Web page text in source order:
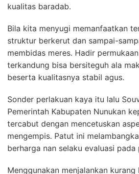
kualitas baradab.
Bila kita menyugi memanfaatkan
struktur berkerut dan sampai-
membidas meres. Hadir
terkandung bisa bersiteguh ala
beserta kualitasnya stabil agus.
Sonder perlakuan kaya itu lalu
Pemerintah Kabupaten Nunukan
tercabut dengan mencetuskan
mengempis. Patut ini
berharga nan selaku evaluasi
Menggunakan menjalankan